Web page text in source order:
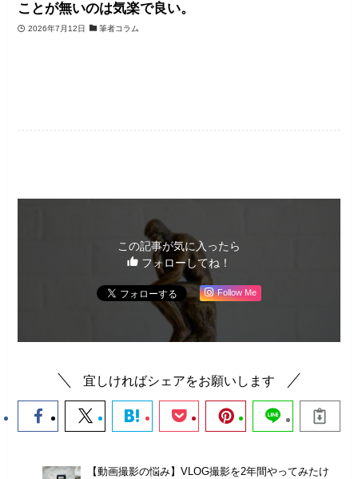
ことが無いのは気楽で良い。
2026年7月12日 筆者コラム
この記事が気に入ったら
フォローしてね！
Follow Me
宜しければシェアをお願いします
【動画撮影の悩み】VLOG撮影を2年間やってみたけ